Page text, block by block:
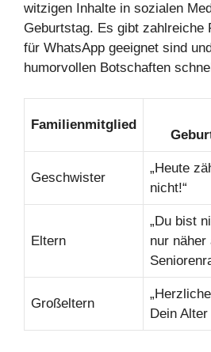
witzigen Inhalte in sozialen
Geburtstag. Es gibt zahlreiche
für WhatsApp geeignet sind
humorvollen Botschaften
Familienmitglied
Geschwister
„Heute
nicht!“
Eltern
„Du bist
nur näher
Großeltern
Dein